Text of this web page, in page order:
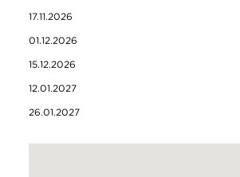
17.11.2026
01.12.2026
15.12.2026
12.01.2027
26.01.2027